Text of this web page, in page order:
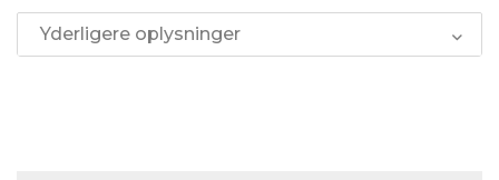
Yderligere oplysninger